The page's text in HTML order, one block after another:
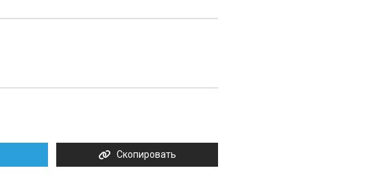
Скопировать